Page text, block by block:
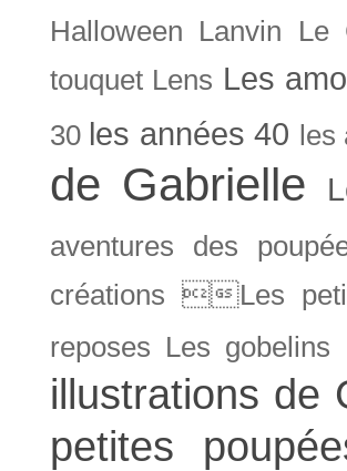
Halloween
Lanvin Le
touquet Lens Les
30 les années 40 les
de Gabrielle
aventures des
créations Les
reposes Les gobelins
illustrations de
petites